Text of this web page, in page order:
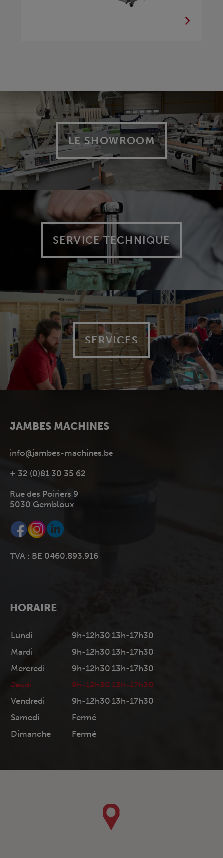
LE SHOWROOM
SERVICE TECHNIQUE
SERVICES
JAMBES MACHINES
info@jambes-machines.be
+ 32 (0)81 30 35 62
Rue des Poiriers 9
5030 Gembloux
TVA : BE 0460.893.916
HORAIRE
Lundi
9h-12h30 13h-17h30
Mardi
9h-12h30 13h-17h30
Mercredi
9h-12h30 13h-17h30
Jeudi
9h-12h30 13h-17h30
Vendredi
9h-12h30 13h-17h30
Samedi
Fermé
Dimanche
Fermé